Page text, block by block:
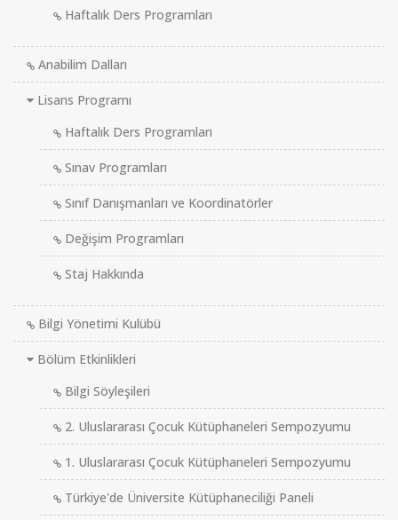
Haftalık Ders Programları
Anabilim Dalları
Lisans Programı
Haftalık Ders Programları
Sınav Programları
Sınıf Danışmanları ve Koordinatörler
Değişim Programları
Staj Hakkında
Bilgi Yönetimi Kulübü
Bölüm Etkinlikleri
Bilgi Söyleşileri
2. Uluslararası Çocuk Kütüphaneleri Sempozyumu
1. Uluslararası Çocuk Kütüphaneleri Sempozyumu
Türkiye'de Üniversite Kütüphaneciliği Paneli